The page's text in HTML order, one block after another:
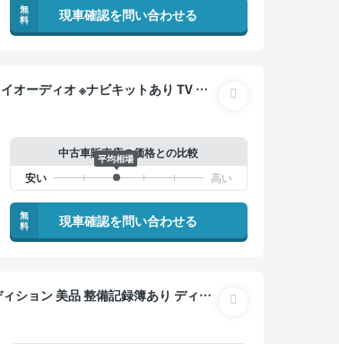
無
料
現車確認を問い合わせる
中古車販売店の価格との比較
平均相場
無
料
現車確認を問い合わせる
あり ディス